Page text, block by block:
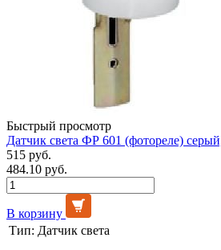
Быстрый просмотр
Датчик света ФР 601 (фотореле)
515 руб.
484.10 руб.
В корзину
Тип: Датчик света